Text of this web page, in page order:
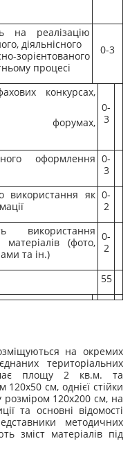
на реалізацію
діяльнісного
зорієнтованого
процесі
0-3
конкурсах,
форумах,
0-
3
оформлення 0-
3
використання як 0-
2
використання
матеріалів (фото,
та ін.)
0-
2
55
на окремих
територіальних
площу 2 кв.м. та
120х50 см, однієї стійки
120х200 см, на
та основні відомості
методичних
зміст матеріалів під